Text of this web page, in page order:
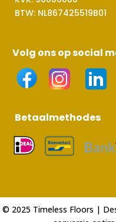
BTW: NL867425519B01
Volg ons op social
Betaalmethodes
© 2025 Timeless Floors |